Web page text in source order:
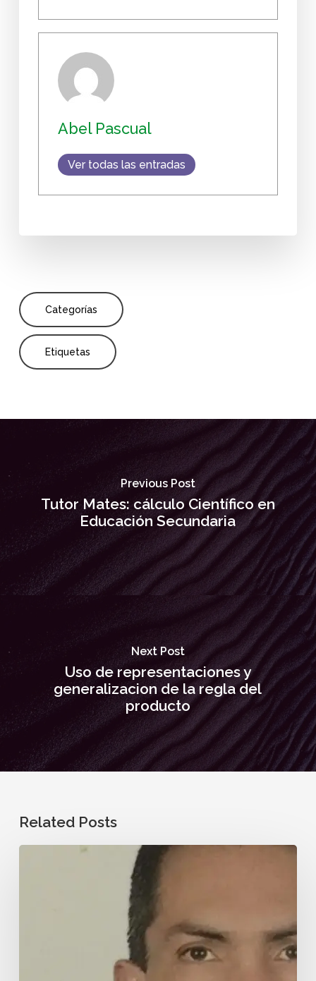
Abel Pascual
Ver todas las entradas
Categorías
Etiquetas
Previous Post
Tutor Mates: cálculo Científico en
Educación Secundaria
Next Post
Uso de representaciones y
generalizacion de la regla del
producto
Related Posts